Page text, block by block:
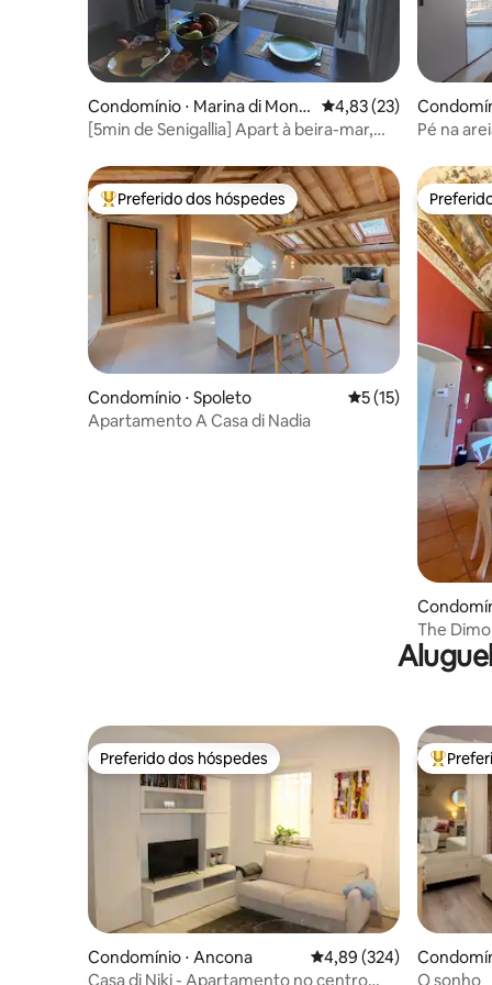
Condomínio ⋅ Marina di Mont
emarciano
4,83 de uma avaliação
4,83 (23)
[5min de Senigallia] Apart à beira-mar,
Pé na
Entre os melhores preferidos dos hóspedes
Preferido dos hóspedes
Condomínio ⋅ Spoleto 5 de uma
5 (15)
Apartamento A Casa di Nadia
The
Preferido dos hóspedes
Preferido dos hóspedes
Condomínio ⋅ Ancona 4,89 de uma avaliação
4,89 (324)
Casa di Niki - Apartamento no centro
Entre
O sonho